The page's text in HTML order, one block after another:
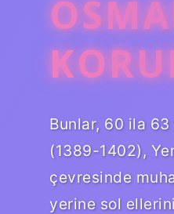
Bunlar, 60 ila 63
(1389-1402),
çevresinde
yerine sol